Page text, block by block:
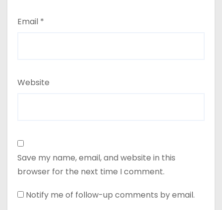
Email *
Website
Save my name, email, and website in this
browser for the next time I comment.
Notify me of follow-up comments by email.